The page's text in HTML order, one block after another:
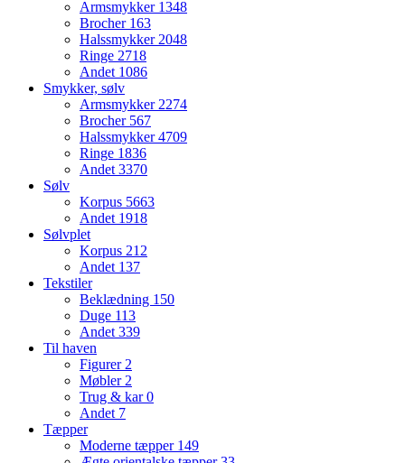
Armsmykker 1348
Brocher 163
Halssmykker 2048
Ringe 2718
Andet 1086
Smykker, sølv
Armsmykker 2274
Brocher 567
Halssmykker4709
Ringe 1836
Andet 3370
Sølv
Korpus 5663
Andet 1918
Sølvplet
Korpus 212
Andet 137
Tekstiler
Beklædning 150
Duge 113
Andet 339
Til haven
Figurer 2
Møbler 2
Trug & kar0
Andet 7
Tæpper
Moderne tæpper 149